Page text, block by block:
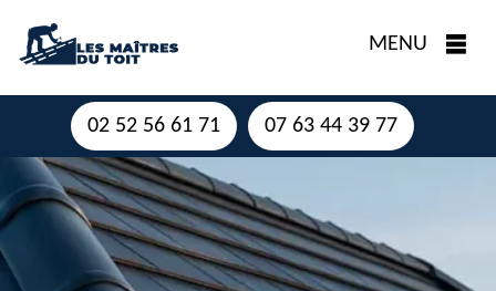
MENU
02 52 56 61 71 07 63 44 39 77